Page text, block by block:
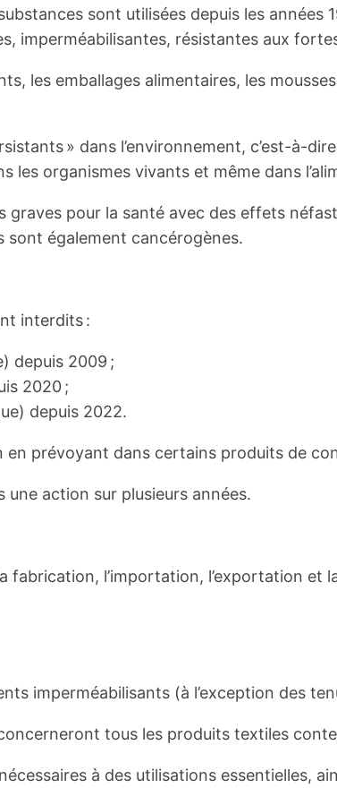
sont utilisées depuis les
imperméabilisantes, résistantes aux
les emballages alimentaires, les
» dans l’environnement, c’est-à-
les organismes vivants et même dans
graves pour la santé avec des effets
également cancérogènes.
interdits :
depuis 2009 ;
2020 ;
depuis 2022.
en prévoyant dans certains produits de
une action sur plusieurs années.
l’importation, l’exportation et
imperméabilisants (à l’exception des
tous les produits textiles
à des utilisations essentielles,